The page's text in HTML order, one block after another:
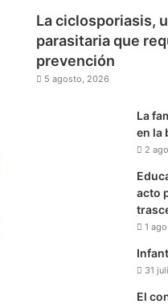
La ciclosporiasis,
parasitaria que
prevención
5 agosto, 2026
La
en la
2
acto
1
31
El